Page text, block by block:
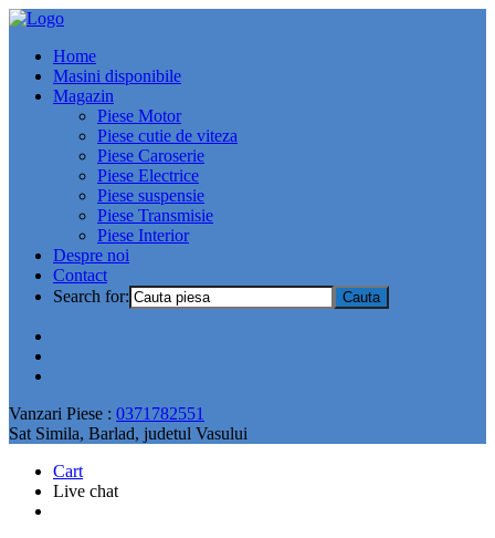
Home
Masini disponibile
Magazin
Piese Motor
Piese cutie de viteza
Piese Caroserie
Piese Electrice
Piese suspensie
Piese Transmisie
Piese Interior
Despre noi
Contact
Search for:
Vanzari Piese : 0371782551
Sat Simila, Barlad, judetul Vasului
Cart
Live chat